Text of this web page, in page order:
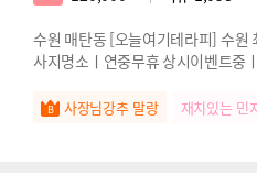
수원 매탄동 [오늘여기테라피] 수원
사지명소ㅣ연중무휴 상시이벤트중
사장님강추 말랑 재치있는 민